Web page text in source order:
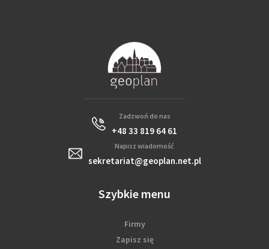
Zadzwoń do nas
+48 33 819 64 61
Napisz wiadomość
sekretariat@geoplan.net.pl
Szybkie menu
Firmy
Zapisz się